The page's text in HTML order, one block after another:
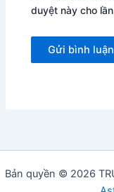
duyệt này cho
Bản quyền © 2026